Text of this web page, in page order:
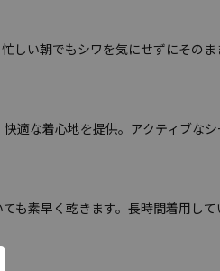
しい朝でもシワを気にせずにその
適な着心地を提供。アクティブな
も素早く乾きます。長時間着用し